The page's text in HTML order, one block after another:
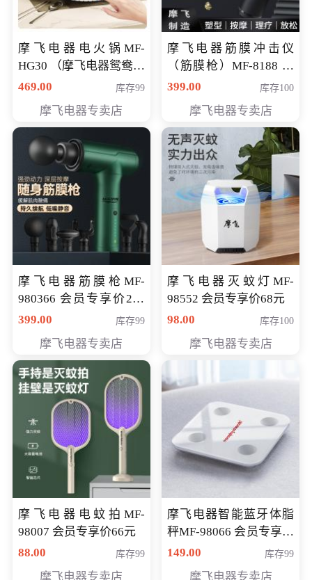
摩飞电器电火锅MF-
HG30 （摩飞电器鸳鸯锅
MF-HG30 ） 会员专享价
469.00 库存99
摩飞电器专卖店
摩飞电器筋膜冲击仪
（筋膜枪）MF-8188 会
员专享价268元
399.00 库存100
摩飞电器专卖店
摩飞电器筋膜枪MF-
980366 会员专享价299
元
399.00 库存99
摩飞电器专卖店
摩飞电器灭蚊灯MF-
98552 会员专享价68元
98.00
库存100
摩飞电器专卖店
摩飞电器电蚊拍MF-
98007 会员专享价66元
88.00
库存99
摩飞电器专卖店
摩飞电器智能蓝牙体脂
秤MF-98066 会员专享价
98元
149.00 库存99
摩飞电器专卖店